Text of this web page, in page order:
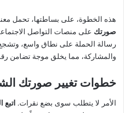
هذه الخطوة، على بساطتها، تحمل
صورتك على منصات التواصل
رسالة الحملة على نطاق واسع،
والمشاركة، مما يخلق موجة تضامن
خطوات تغيير صورتك
الأمر لا يتطلب سوى بضع نقرات. اتبع